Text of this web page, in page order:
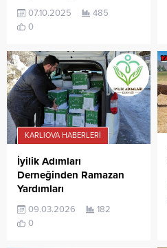
07.10.2025
485
0
KARLIOVA HABERLERI
İyilik Adımları
Derneğinden Ramazan
Yardımları
09.03.2026
182
0